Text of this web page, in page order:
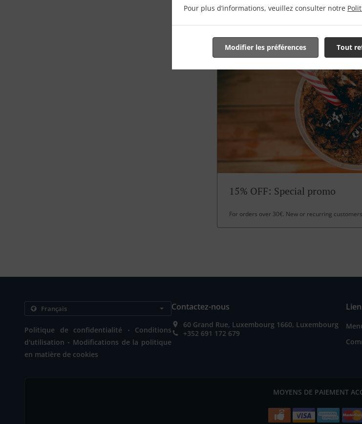
Pour plus d’informations, veuillez consulter notre
Tout
Modifier les préférences
15% OFF: Special promo
For orders over 30€. New or recurring customers
Politique de confidentialité .
Conditions
d'utilisation . Modifications de la politique
en matière de cookies
Contactez-nous
60 Grand Rue, Luxembourg 1660, Luxembourg
+352 691 172 679
MOYENS DE PAIEMENT